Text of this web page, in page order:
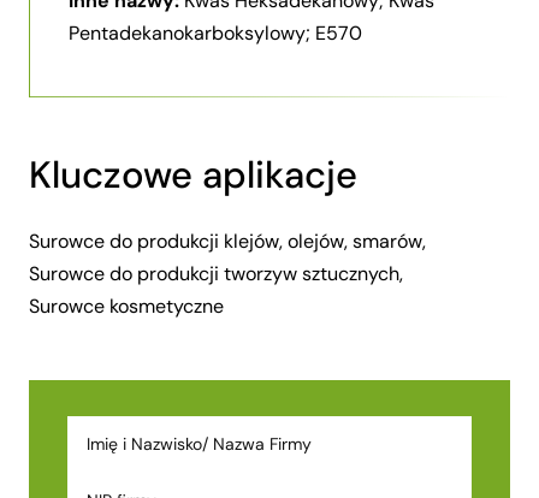
Pentadekanokarboksylowy; E570
Kluczowe aplikacje
Surowce do produkcji klejów, olejów, smarów,
Surowce do produkcji tworzyw sztucznych,
Surowce kosmetyczne